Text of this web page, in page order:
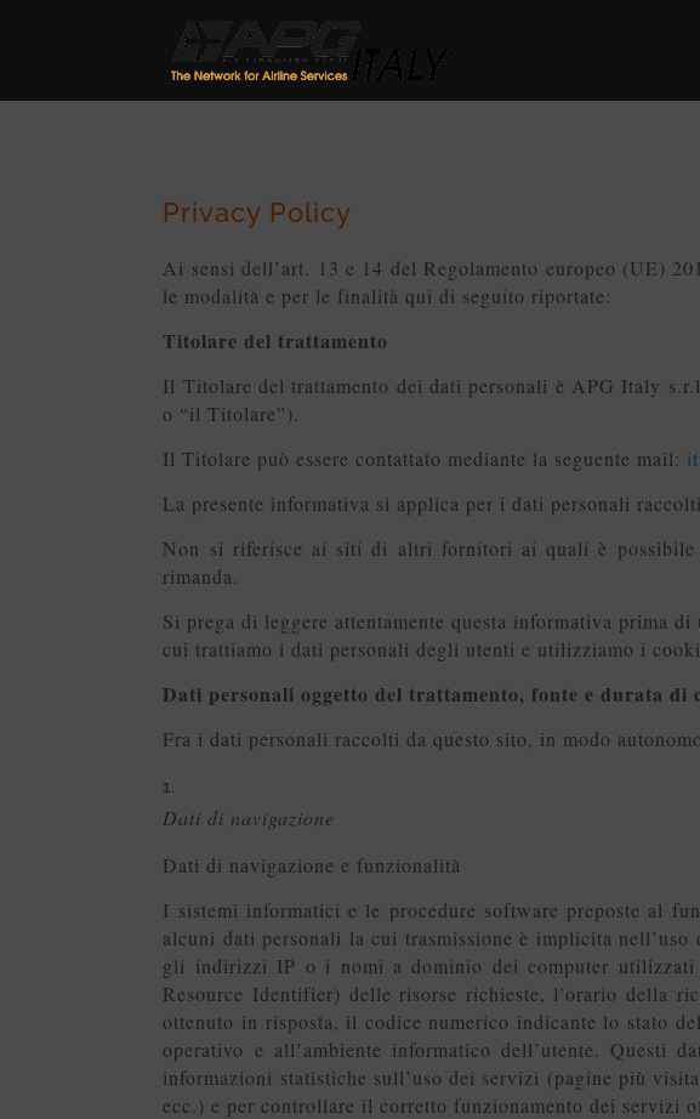
Privacy Policy
Ai sensi dell’art. 13 e 14 del Regolamento europeo (UE)
le modalità e per le finalità qui di seguito riportate:
Titolare del trattamento
Il Titolare del trattamento dei dati personali è APG Italy
o “il Titolare”).
Il Titolare può essere contattato mediante la seguente mail:
La presente informativa si applica per i dati personali
Non si riferisce ai siti di altri fornitori ai quali è possibile
rimanda.
Si prega di leggere attentamente questa informativa prima
cui trattiamo i dati personali degli utenti e utilizziamo i
Dati personali oggetto del trattamento, fonte e durata di
Fra i dati personali raccolti da questo sito, in modo
Dati di navigazione
Dati di navigazione e funzionalità
I sistemi informatici e le procedure software preposte al
alcuni dati personali la cui trasmissione è implicita
gli indirizzi IP o i nomi a dominio dei computer
Resource Identifier) delle risorse richieste, l’orario della
ottenuto in risposta, il codice numerico indicante lo stato
operativo e all’ambiente informatico dell’utente.
informazioni statistiche sull’uso dei servizi (pagine più
ecc.) e per controllare il corretto funzionamento dei servizi